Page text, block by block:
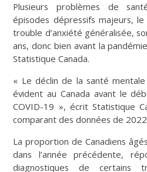
Plusieurs problèmes de
épisodes dépressifs majeurs,
trouble d’anxiété généralisée,
ans, donc bien avant la
Statistique Canada.
« Le déclin de la santé
évident au Canada avant le
COVID-19 », écrit Statistique
comparant des données de
La proportion de Canadiens
dans l’année précédente,
diagnostiques de certains